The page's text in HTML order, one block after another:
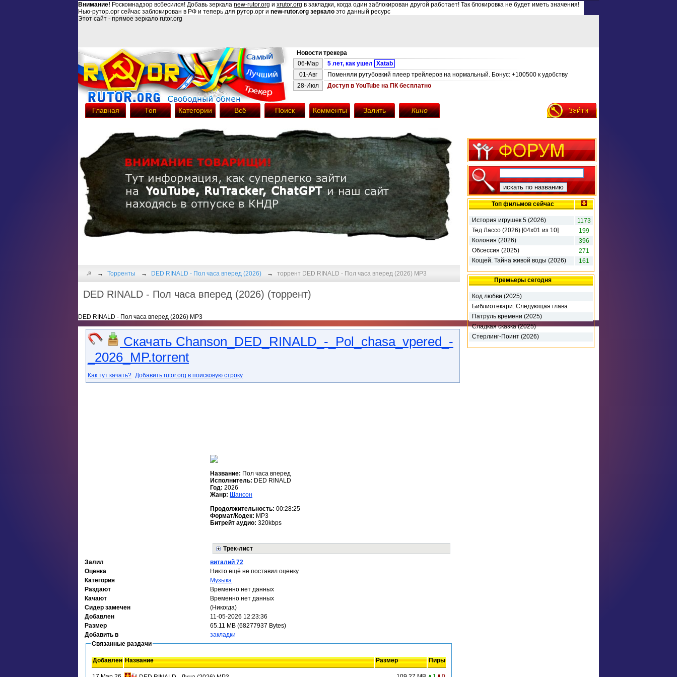
Внимание! Роскомнадзор всбесился! Добавь зеркала new-rutor.org и xrutor.org в закладки, когда один заблокирован другой работает! Так блокировка не будет иметь значения!
Нью-рутор.орг сейчас заблокирован в РФ и теперь для рутор.орг и new-rutor.org зеркало это данный ресурс
Этот сайт - прямое зеркало rutor.org
Новости трекера
06-Мар
5 лет, как ушел Xatab
01-Авг
Поменяли рутубовкий плеер трейлеров на нормальный. Бонус: +100500 к удобству
28-Июл
Доступ в YouTube на ПК бесплатно
Главная Топ Категории Всё Поиск Комменты Залить Кино
☭ Торренты DED RINALD - Пол часа вперeд (2026) торрент DED RINALD - Пол часа вперeд (2026) MP3
DED RINALD - Пол часа вперeд (2026) (торрент)
DED RINALD - Пол часа вперeд (2026) MP3
Скачать Chanson_DED_RINALD_-_Pol_chasa_vpered_-
_2026_MP.torrent
Как тут качать? Добавить rutor.org в поисковую строку
Название: Пол часа вперeд
Исполнитель: DED RINALD
Год: 2026
Жанр: Шансон
Продолжительность: 00:28:25
Формат/Кодек: MP3
Битрейт аудио: 320kbps
Трек-лист
Залил
виталий 72
Оценка
Никто ещё не поставил оценку
Категория
Музыка
Раздают
Временно нет данных
Качают
Временно нет данных
Сидер замечен
(Никогда)
Добавлен
11-05-2026 12:23:36
Размер
65.11 MB (68277937 Bytes)
Добавить в
закладки
Связанные раздачи
Добавлен Название Размер Пиры
Топ фильмов сейчас
История игрушек 5 (2026)
1173
Тед Лассо (2026) [04х01 из 10]
199
Колония (2026)
396
Обсессия (2025)
271
Кощей. Тайна живой воды (2026)
161
Премьеры сегодня
Код любви (2025)
Библиотекари: Следующая глава
(2026)
Патруль времени (2025)
Сладкая сказка (2025)
Стерлинг-Поинт (2026)